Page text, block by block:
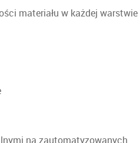
materiału w każdej warstwie
na zautomatyzowanych